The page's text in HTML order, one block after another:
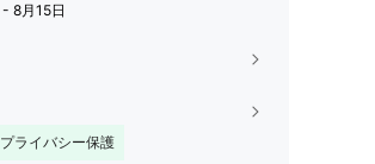
8月15日
プライバシー保護